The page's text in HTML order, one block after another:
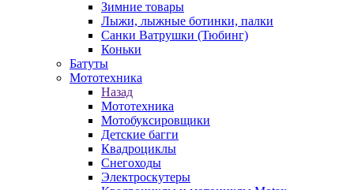
Зимние товары
Лыжи, лыжные ботинки, палки
Санки Ватрушки (Тюбинг)
Коньки
Батуты
Мототехника
Назад
Мототехника
Мотобуксировщики
Детские багги
Квадроциклы
Снегоходы
Электроскутеры